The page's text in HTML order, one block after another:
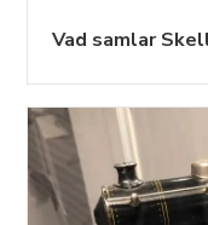
Vad samlar